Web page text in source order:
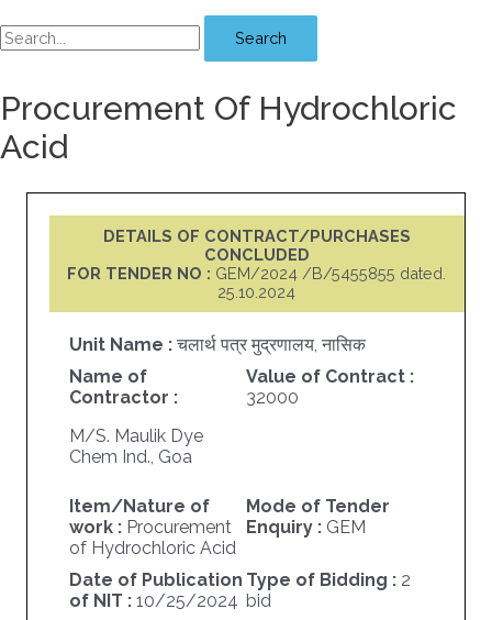
Search
Procurement Of Hydrochloric
Acid
DETAILS OF CONTRACT/PURCHASES
CONCLUDED
FOR TENDER NO : GEM/2024 /B/5455855 dated.
25.10.2024
Unit Name : चलार्थ पत्र मुद्रणालय, नासिक
Name of
Contractor :
M/S. Maulik Dye
Chem Ind., Goa
Value of Contract :
32000
Item/Nature of
work : Procurement
of Hydrochloric Acid
Mode of Tender
Enquiry : GEM
Date of Publication
of NIT : 10/25/2024
Type of Bidding : 2
bid